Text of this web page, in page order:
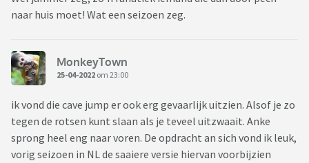
naar huis moet! Wat een seizoen zeg.
MonkeyTown
25-04-2022 om 23:00
ik vond die cave jump er ook erg gevaarlijk uitzien. Alsof je zo
tegen de rotsen kunt slaan als je teveel uitzwaait. Anke
sprong heel eng naar voren. De opdracht an sich vond ik leuk,
vorig seizoen in NL de saaiere versie hiervan voorbijzien